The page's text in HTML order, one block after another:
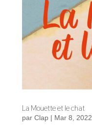
La Mouette et le chat
par Clap| Mar 8, 2022